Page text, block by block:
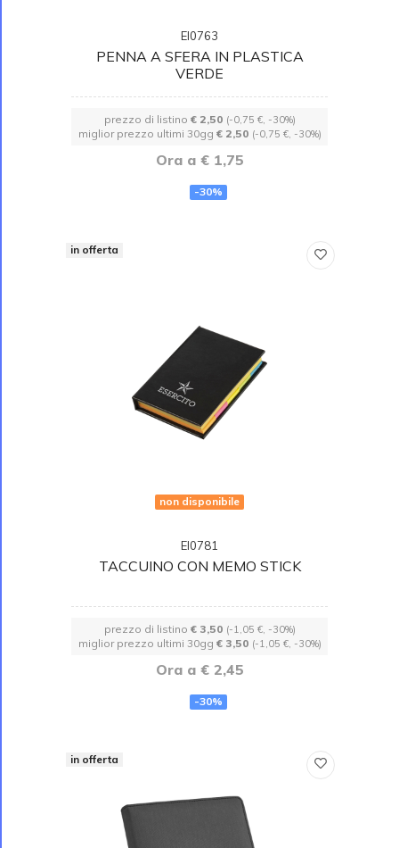
EI0763
PENNA A SFERA IN PLASTICA
VERDE
prezzo di listino € 2,50 (-0,75 €, -30%)
miglior prezzo ultimi 30gg € 2,50 (-0,75 €, -30%)
Ora a € 1,75
-30%
in offerta
non disponibile
EI0781
TACCUINO CON MEMO STICK
prezzo di listino € 3,50 (-1,05 €, -30%)
miglior prezzo ultimi 30gg € 3,50 (-1,05 €, -30%)
Ora a € 2,45
-30%
in offerta